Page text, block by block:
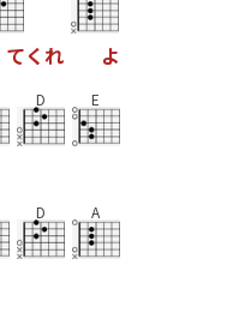
てく れ よ
D E
D A